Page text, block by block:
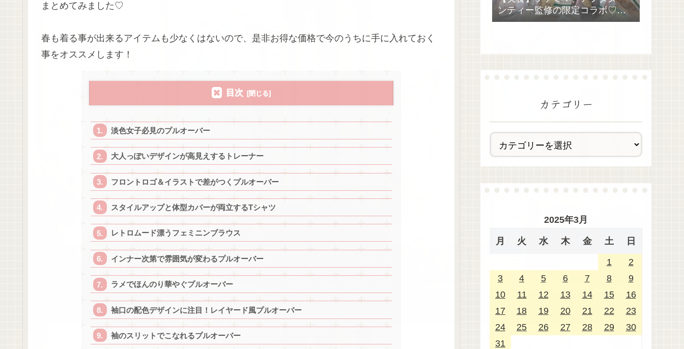
まとめてみました♡
春も着る事が出来るアイテムも少なくはないので、是非お得な価格で今のうちに手に入れておく
事をオススメします！
目次
淡色女子必見のプルオーバー
大人っぽいデザインが高見えするトレーナー
フロントロゴ＆イラストで差がつくプルオーバー
スタイルアップと体型カバーが両立するTシャツ
レトロムード漂うフェミニンブラウス
インナー次第で雰囲気が変わるプルオーバー
ラメでほんのり華やぐプルオーバー
袖口の配色デザインに注目！レイヤード風プルオーバー
袖のスリットでこなれるプルオーバー
ンティー監修の限定コラボ♡過
去最多全28種類が絶品過ぎた！
カテゴリー
2025年3月
月 火 水 木 金 土 日
1
2
3
4 5 6 7 8
9
10
11 12 13 14 15
16
17
18 19 20 21 22
23
24
25 26 27 28 29
30
31